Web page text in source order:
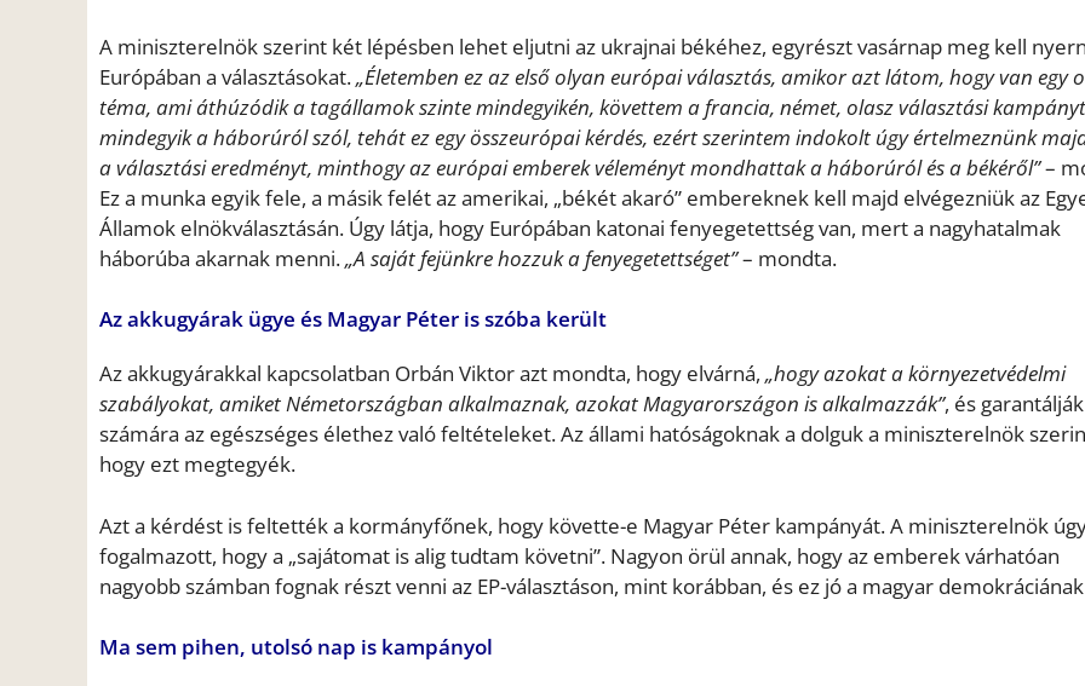
A miniszterelnök szerint két lépésben lehet eljutni az ukrajnai békéhez, egyrészt vasárnap meg kell
Európában a választásokat.„Életemben ez az első olyan európai választás, amikor azt látom, hogy van egy
téma, ami áthúzódik a tagállamok szinte mindegyikén, követtem a francia, német, olasz választási
mindegyik a háborúról szól, tehát ez egy összeurópai kérdés, ezért szerintem indokolt úgy értelmeznünk
a választási eredményt, minthogy az európai emberek véleményt mondhattak a háborúról és a békéről”–
Ez a munka egyik fele, a másik felét az amerikai, „békét akaró” embereknek kell majd elvégezniük az
Államok elnökválasztásán. Úgy látja, hogy Európában katonai fenyegetettség van, mert a nagyhatalmak
háborúba akarnak menni.„A saját fejünkre hozzuk a fenyegetettséget”– mondta.
Az akkugyárak ügye és Magyar Péter is szóba került
Az akkugyárakkal kapcsolatban Orbán Viktor azt mondta, hogy elvárná, „hogy azokat a környezetvédelmi
szabályokat, amiket Németországban alkalmaznak, azokat Magyarországon is alkalmazzák”, és garantálják
számára az egészséges élethez való feltételeket. Az állami hatóságoknak a dolguk a miniszterelnök
hogy ezt megtegyék.
Azt a kérdést is feltették a kormányfőnek, hogy követte-e Magyar Péter kampányát. A miniszterelnök
fogalmazott, hogy a „sajátomat is alig tudtam követni”. Nagyon örül annak, hogy az emberek várhatóan
nagyobb számban fognak részt venni az EP-választáson, mint korábban, és ez jó a magyar
Ma sem pihen, utolsó nap is kampányol